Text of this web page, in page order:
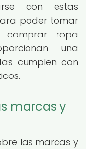
con estas
poder tomar
comprar ropa
una
cumplen con
marcas y
las marcas y